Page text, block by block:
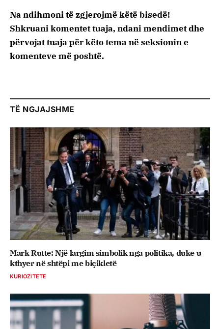
Na ndihmoni të zgjerojmë këtë bisedë!
Shkruani komentet tuaja, ndani mendimet dhe
përvojat tuaja për këto tema në seksionin e
komenteve më poshtë.
TË NGJAJSHME
Mark Rutte: Një largim simbolik nga politika, duke u
kthyer në shtëpi me biçikletë
KURIOZITETE